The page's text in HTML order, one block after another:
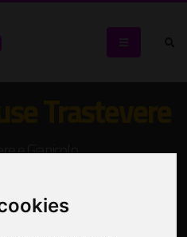
e Gianicolo